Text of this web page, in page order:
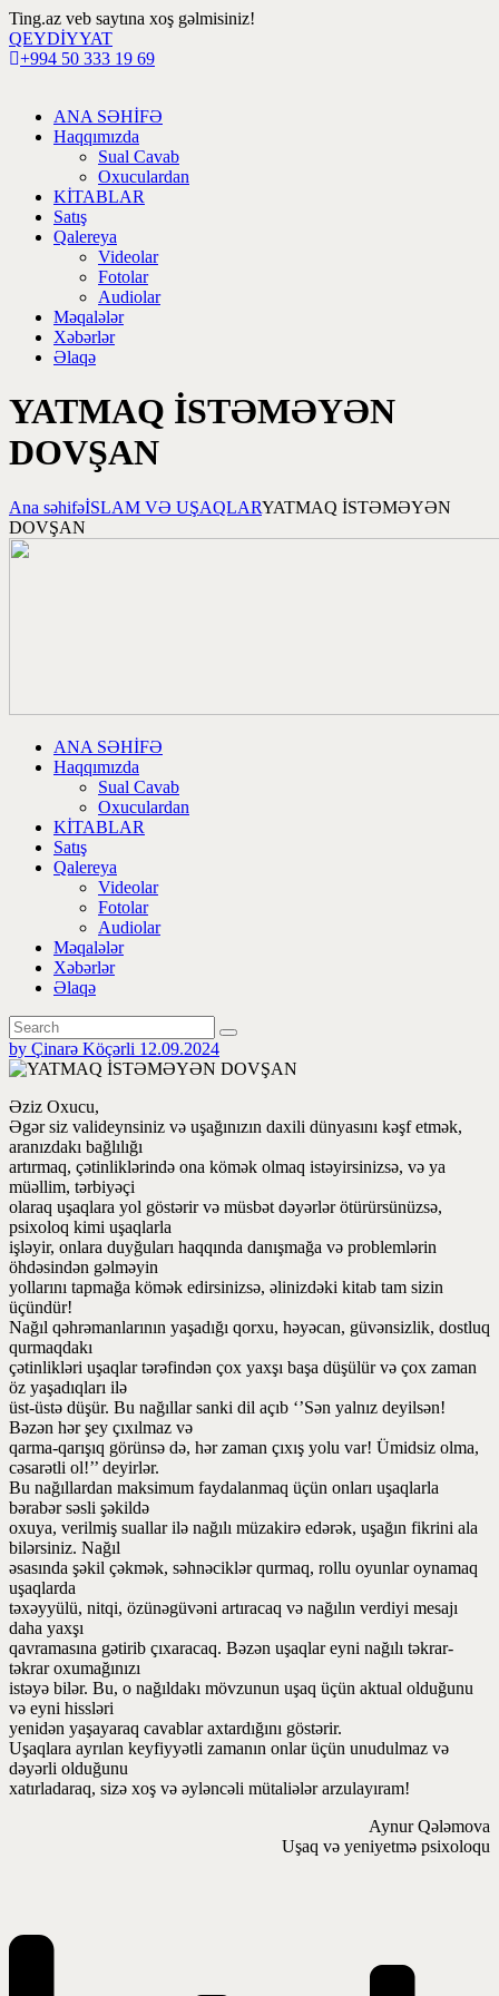
Ting.az veb saytına xoş gəlmisiniz!
QEYDİYYAT
+994 50 333 19 69
ANA SƏHİFƏ
Haqqımızda
Sual Cavab
Oxuculardan
KİTABLAR
Satış
Qalereya
Videolar
Fotolar
Audiolar
Məqalələr
Xəbərlər
Əlaqə
YATMAQ İSTƏMƏYƏN
DOVŞAN
Ana səhifəİSLAM VƏ UŞAQLARYATMAQ İSTƏMƏYƏN
DOVŞAN
ANA SƏHİFƏ
Haqqımızda
Sual Cavab
Oxuculardan
KİTABLAR
Satış
Qalereya
Videolar
Fotolar
Audiolar
Məqalələr
Xəbərlər
Əlaqə
by Çinarə Köçərli 12.09.2024
Əziz Oxucu,
Əgər siz valideynsiniz və uşağınızın daxili dünyasını kəşf etmək,
aranızdakı bağlılığı
artırmaq, çətinliklərində ona kömək olmaq istəyirsinizsə, və ya
müəllim, tərbiyəçi
olaraq uşaqlara yol göstərir və müsbət dəyərlər ötürürsünüzsə,
psixoloq kimi uşaqlarla
işləyir, onlara duyğuları haqqında danışmağa və problemlərin
öhdəsindən gəlməyin
yollarını tapmağa kömək edirsinizsə, əlinizdəki kitab tam sizin
üçündür!
Nağıl qəhrəmanlarının yaşadığı qorxu, həyəcan, güvənsizlik, dostluq
qurmaqdakı
çətinlikləri uşaqlar tərəfindən çox yaxşı başa düşülür və çox zaman
öz yaşadıqları ilə
üst-üstə düşür. Bu nağıllar sanki dil açıb ‘’Sən yalnız deyilsən!
Bəzən hər şey çıxılmaz və
qarma-qarışıq görünsə də, hər zaman çıxış yolu var! Ümidsiz olma,
cəsarətli ol!’’ deyirlər.
Bu nağıllardan maksimum faydalanmaq üçün onları uşaqlarla
bərabər səsli şəkildə
oxuya, verilmiş suallar ilə nağılı müzakirə edərək, uşağın fikrini ala
bilərsiniz. Nağıl
əsasında şəkil çəkmək, səhnəciklər qurmaq, rollu oyunlar oynamaq
uşaqlarda
təxəyyülü, nitqi, özünəgüvəni artıracaq və nağılın verdiyi mesajı
daha yaxşı
qavramasına gətirib çıxaracaq. Bəzən uşaqlar eyni nağılı təkrar-
təkrar oxumağınızı
istəyə bilər. Bu, o nağıldakı mövzunun uşaq üçün aktual olduğunu
və eyni hissləri
yenidən yaşayaraq cavablar axtardığını göstərir.
Uşaqlara ayrılan keyfiyyətli zamanın onlar üçün unudulmaz və
dəyərli olduğunu
xatırladaraq, sizə xoş və əyləncəli mütaliələr arzulayıram!
Aynur Qələmova
Uşaq və yeniyetmə psixoloqu